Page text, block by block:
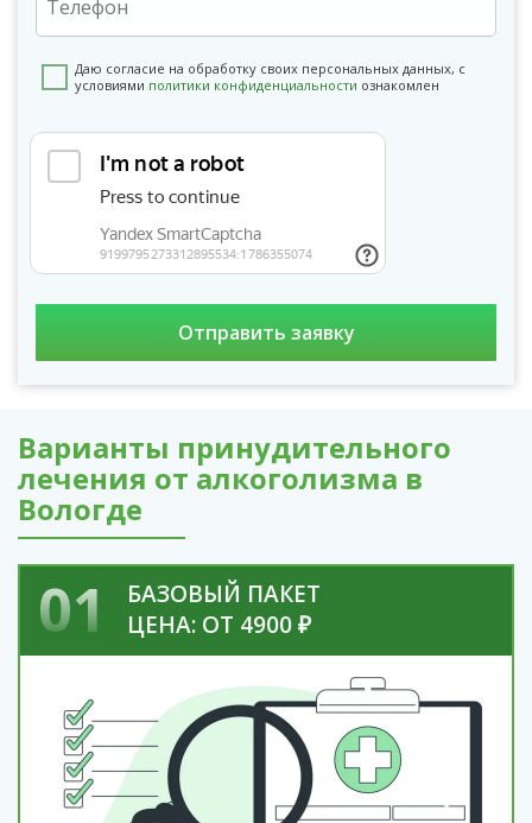
Даю согласие на обработку своих персональных данных, с
условиями политики конфиденциальности ознакомлен
Варианты принудительного
лечения от алкоголизма в
Вологде
01
БАЗОВЫЙ ПАКЕТ
ЦЕНА: ОТ 4900 ₽